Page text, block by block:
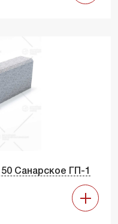
Санарское ГП-1